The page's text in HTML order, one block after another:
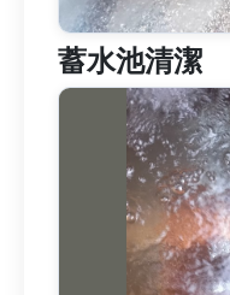
蓄水池清潔